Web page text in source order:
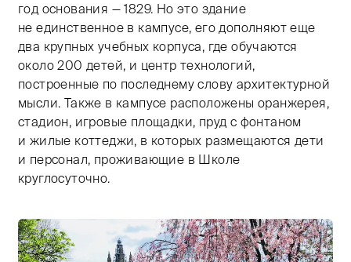
год основания — 1829. Но это здание
не единственное в кампусе, его дополняют еще
два крупных учебных корпуса, где обучаются
около 200 детей, и центр технологий,
построенные по последнему слову архитектурной
мысли. Также в кампусе расположены оранжерея,
стадион, игровые площадки, пруд с фонтаном
и жилые коттеджи, в которых размещаются дети
и персонал, проживающие в Школе
круглосуточно.